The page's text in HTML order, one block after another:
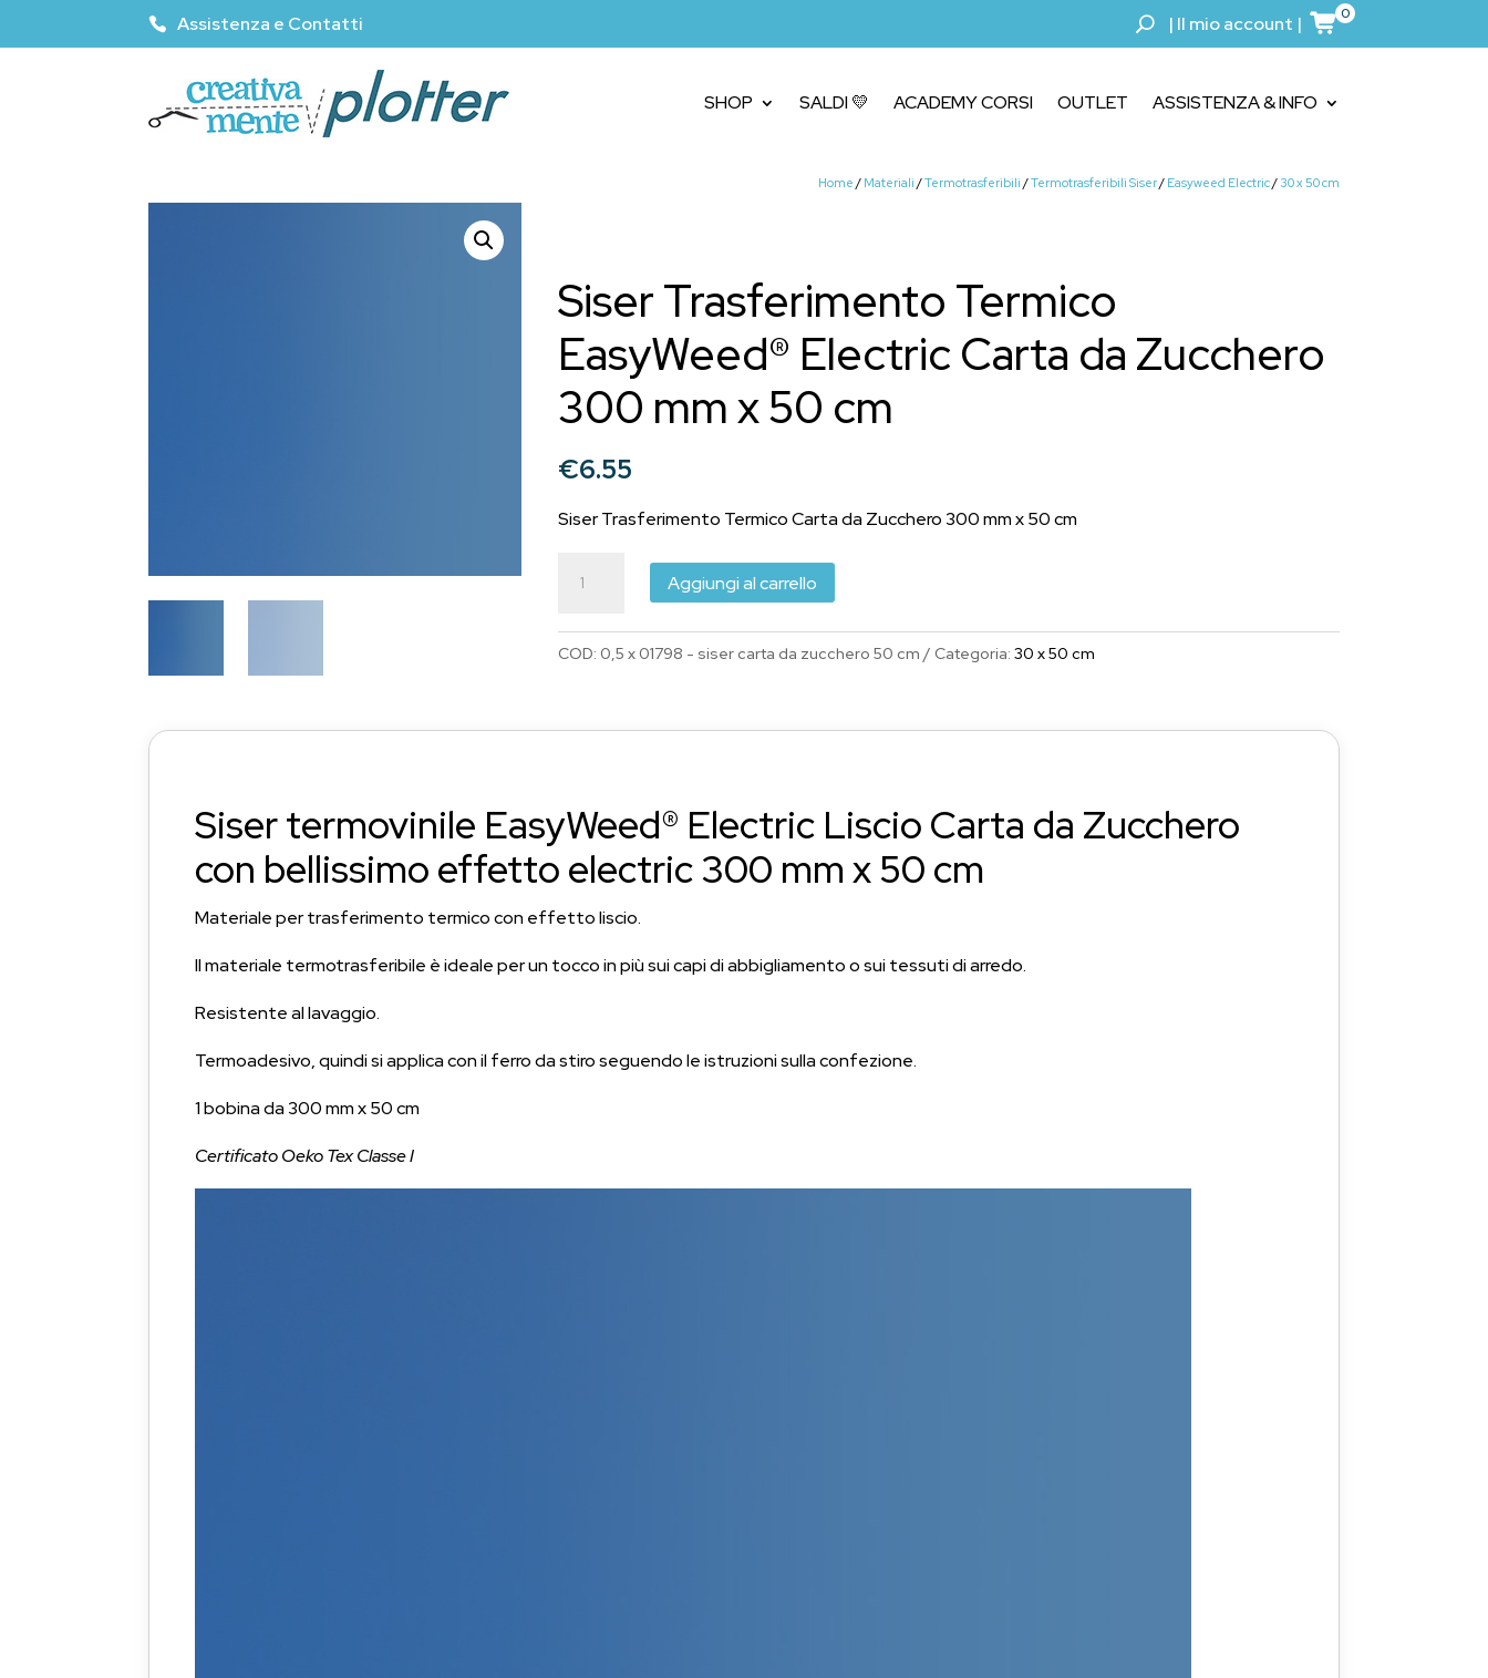
Assistenza e Contatti | Il mio account | 0
SHOP SALDI 💛 ACADEMY CORSI OUTLET ASSISTENZA & INFO
Home / Materiali /Termotrasferibili /Termotrasferibili Siser/ Easyweed Electric/ 30 x 50 cm
Siser Trasferimento Termico
EasyWeed® Electric Carta da Zucchero
300 mm x 50 cm
€6.55
Siser Trasferimento Termico Carta da Zucchero 300 mm x 50 cm
Trasferimento
Termico
EasyWeed®
mm
x
cm
quantità
Aggiungi al carrello
COD: 0,5 x 01798 - siser carta da zucchero 50 cm Categoria: 30 x 50 cm
Siser termovinile EasyWeed® Electric Liscio Carta da Zucchero
con bellissimo effetto electric 300 mm x 50 cm
Materiale per trasferimento termico con effetto liscio.
Il materiale termotrasferibile è ideale per un tocco in più sui capi di abbigliamento o sui tessuti di arredo.
Resistente al lavaggio.
Termoadesivo, quindi si applica con il ferro da stiro seguendo le istruzioni sulla confezione.
1 bobina da 300 mm x 50 cm
Certificato Oeko Tex Classe I